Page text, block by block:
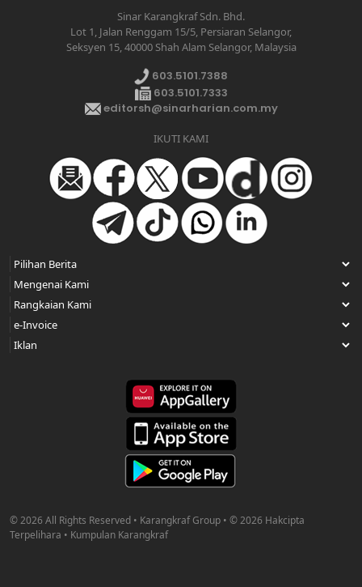
Sinar Karangkraf Sdn. Bhd.
Lot 1, Jalan Renggam 15/5, Persiaran Selangor,
Seksyen 15, 40000 Shah Alam Selangor, Malaysia
603.5101.7388
603.5101.7333
editorsh@sinarharian.com.my
IKUTI KAMI
© 2026 All Rights Reserved • Karangkraf Group • © 2026 Hakcipta
Terpelihara • Kumpulan Karangkraf